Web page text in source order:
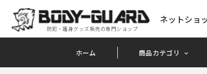
防犯・護身グッズ販売の専門ショップ
ネットショ
ホーム 商品カテゴリ